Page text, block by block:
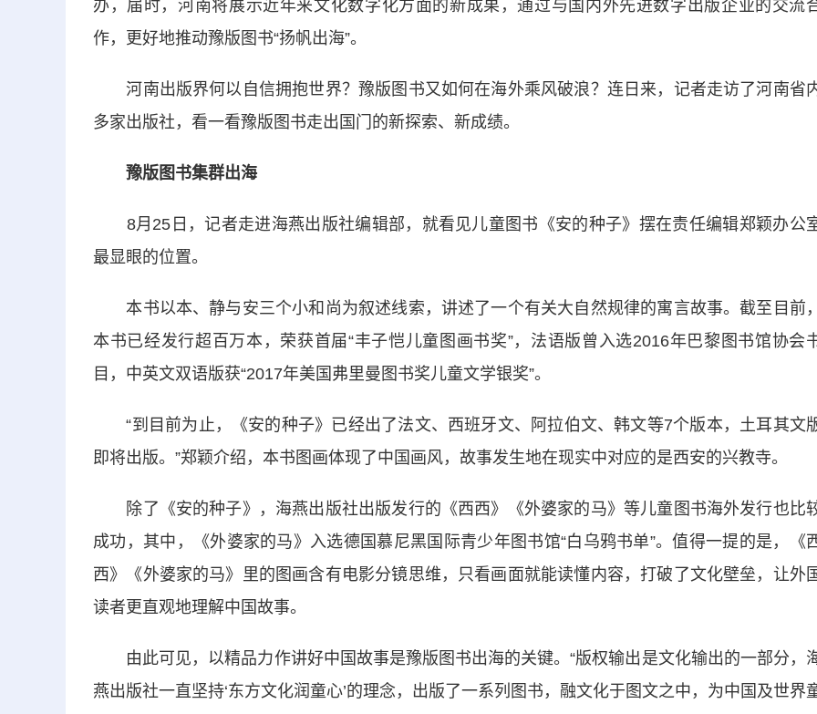
办，届时，河南将展示近年来文化数字化方面的新成果，通过与国内外先进数字出版企业的交流
作，更好地推动豫版图书“扬帆出海”。
河南出版界何以自信拥抱世界？豫版图书又如何在海外乘风破浪？连日来，记者走访了河南省
多家出版社，看一看豫版图书走出国门的新探索、新成绩。
豫版图书集群出海
8月25日，记者走进海燕出版社编辑部，就看见儿童图书《安的种子》摆在责任编辑郑颖办公
最显眼的位置。
本书以本、静与安三个小和尚为叙述线索，讲述了一个有关大自然规律的寓言故事。截至目前，
本书已经发行超百万本，荣获首届“丰子恺儿童图画书奖”，法语版曾入选2016年巴黎图书馆协会
目，中英文双语版获“2017年美国弗里曼图书奖儿童文学银奖”。
“到目前为止，《安的种子》已经出了法文、西班牙文、阿拉伯文、韩文等7个版本，土耳其文
即将出版。”郑颖介绍，本书图画体现了中国画风，故事发生地在现实中对应的是西安的兴教寺。
除了《安的种子》，海燕出版社出版发行的《西西》《外婆家的马》等儿童图书海外发行也比
成功，其中，《外婆家的马》入选德国慕尼黑国际青少年图书馆“白乌鸦书单”。值得一提的是，《
西》《外婆家的马》里的图画含有电影分镜思维，只看画面就能读懂内容，打破了文化壁垒，让外
读者更直观地理解中国故事。
由此可见，以精品力作讲好中国故事是豫版图书出海的关键。“版权输出是文化输出的一部分，
燕出版社一直坚持‘东方文化润童心’的理念，出版了一系列图书，融文化于图文之中，为中国及世界